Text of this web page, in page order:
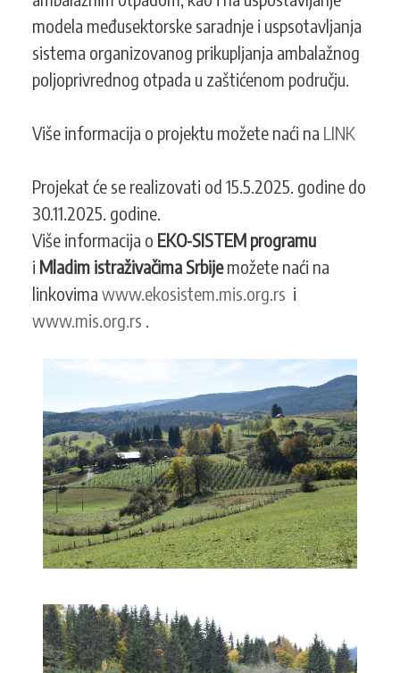
modela međusektorske saradnje i uspsotavljanja
sistema organizovanog prikupljanja ambalažnog
poljoprivrednog otpada u zaštićenom području.
Više informacija o projektu možete naći na LINK
Projekat će se realizovati od 15.5.2025. godine do
30.11.2025. godine.
Više informacija o EKO-SISTEM programu
i Mladim istraživačima Srbijemožete naći na
linkovima www.ekosistem.mis.org.rs i
www.mis.org.rs .